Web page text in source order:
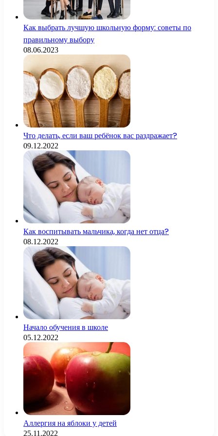
Как выбрать лучшую школьную форму: советы по
правильному выбору
08.06.2023
Что делать, если ваш ребёнок вас раздражает?
09.12.2022
Как воспитывать мальчика, когда нет отца?
08.12.2022
Начало обучения в школе
05.12.2022
Аллергия на яблоки у детей
25.11.2022